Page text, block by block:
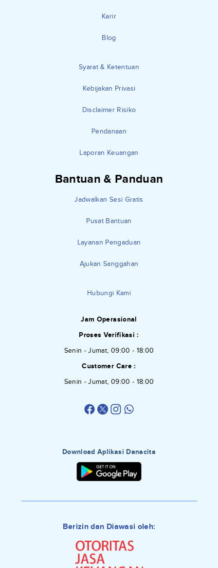
Karir
Blog
Syarat & Ketentuan
Kebijakan Privasi
Disclaimer Risiko
Pendanaan
Laporan Keuangan
Bantuan & Panduan
Jadwalkan Sesi Gratis
Pusat Bantuan
Layanan Pengaduan
Ajukan Sanggahan
Hubungi Kami
Jam Operasional
Proses Verifikasi :
Senin - Jumat, 09:00 - 18:00
Customer Care :
Senin - Jumat, 09:00 - 18:00
Download Aplikasi Danacita
Berizin dan Diawasi oleh: